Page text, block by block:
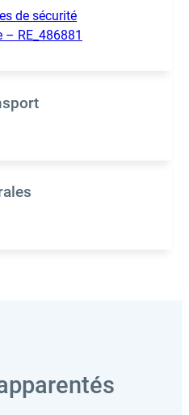
de sécurité
– RE_486881